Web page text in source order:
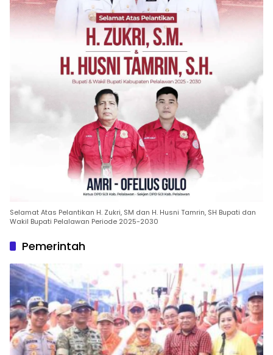
Selamat Atas Pelantikan H. Zukri, SM dan H. Husni Tamrin, SH Bupati dan
Wakil Bupati Pelalawan Periode 2025-2030
Pemerintah